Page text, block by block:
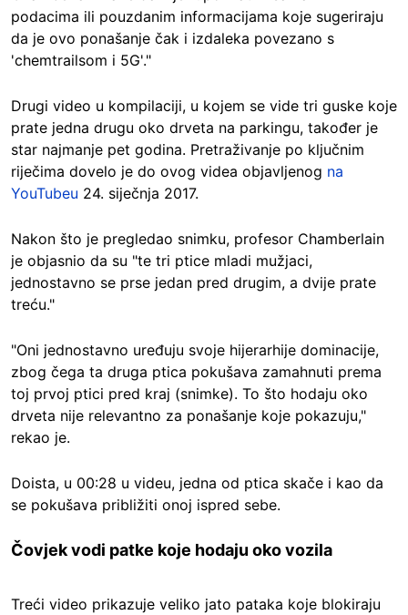
podacima ili pouzdanim informacijama koje sugeriraju
da je ovo ponašanje čak i izdaleka povezano s
'chemtrailsom i 5G'."
Drugi video u kompilaciji, u kojem se vide tri guske koje
prate jedna drugu oko drveta na parkingu, također je
star najmanje pet godina. Pretraživanje po ključnim
riječima dovelo je do ovog videa objavljenog na
YouTubeu 24. siječnja 2017.
Nakon što je pregledao snimku, profesor Chamberlain
je objasnio da su "te tri ptice mladi mužjaci,
jednostavno se prse jedan pred drugim, a dvije prate
treću."
"Oni jednostavno uređuju svoje hijerarhije dominacije,
zbog čega ta druga ptica pokušava zamahnuti prema
toj prvoj ptici pred kraj (snimke). To što hodaju oko
drveta nije relevantno za ponašanje koje pokazuju,"
rekao je.
Doista, u 00:28 u videu, jedna od ptica skače i kao da
se pokušava približiti onoj ispred sebe.
Čovjek vodi patke koje hodaju oko vozila
Treći video prikazuje veliko jato pataka koje blokiraju